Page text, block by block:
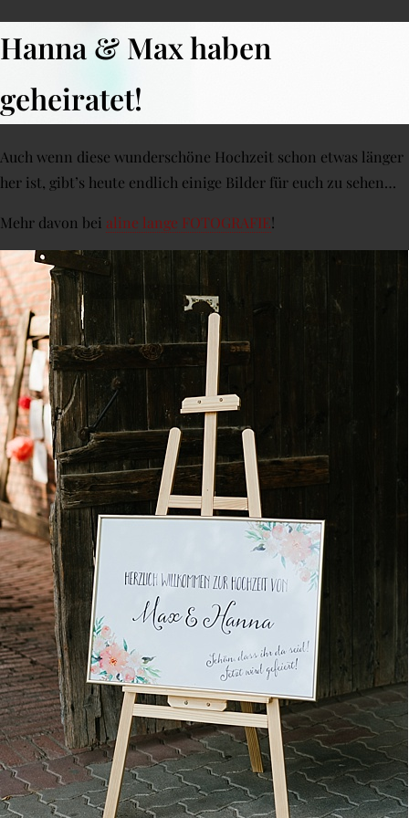
Hanna & Max haben
geheiratet!
Auch wenn diese wunderschöne Hochzeit schon etwas länger
her ist, gibt’s heute endlich einige Bilder für euch zu sehen…
Mehr davon bei aline lange FOTOGRAFIE!